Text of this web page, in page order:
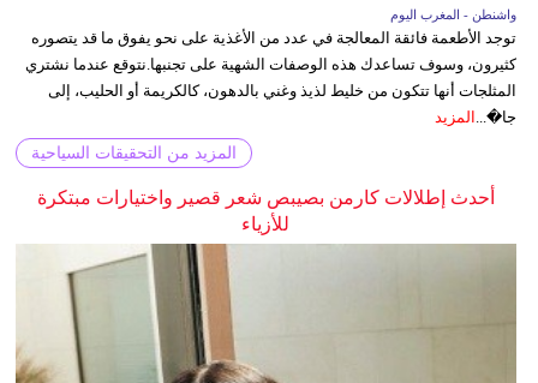
واشنطن - المغرب اليوم
توجد الأطعمة فائقة المعالجة في عدد من الأغذية على نحو يفوق ما قد يتصوره
كثيرون، وسوف تساعدك هذه الوصفات الشهية على تجنبها.نتوقع عندما نشتري
المثلجات أنها تتكون من خليط لذيذ وغني بالدهون، كالكريمة أو الحليب، إلى
جا�... المزيد
المزيد من التحقيقات السياحية
أحدث إطلالات كارمن بصيبص شعر قصير واختيارات مبتكرة
للأزياء